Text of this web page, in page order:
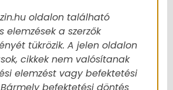
oldalon található
elemzések a szerzők
tükrözik. A jelen oldalon
cikkek nem valósítanak
elemzést vagy befektetési